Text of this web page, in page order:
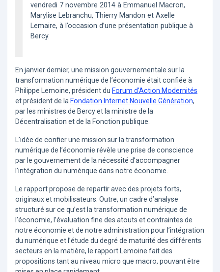
vendredi 7 novembre 2014 à Emmanuel Macron,
Marylise Lebranchu, Thierry Mandon et Axelle
Lemaire, à l’occasion d’une présentation publique à
Bercy.
En janvier dernier, une mission gouvernementale sur la
transformation numérique de l’économie était confiée à
Philippe Lemoine, président du Forum d’Action Modernités
et président de la Fondation Internet Nouvelle Génération,
par les ministres de Bercy et la ministre de la
Décentralisation et de la Fonction publique.
L’idée de confier une mission sur la transformation
numérique de l’économie révèle une prise de conscience
par le gouvernement de la nécessité d’accompagner
l’intégration du numérique dans notre économie.
Le rapport propose de repartir avec des projets forts,
originaux et mobilisateurs. Outre, un cadre d’analyse
structuré sur ce qu’est la transformation numérique de
l’économie, l’évaluation fine des atouts et contraintes de
notre économie et de notre administration pour l’intégration
du numérique et l’étude du degré de maturité des différents
secteurs en la matière, le rapport Lemoine fait des
propositions tant au niveau micro que macro, pouvant être